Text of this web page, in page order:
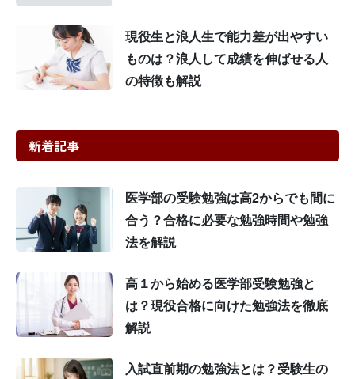
現役生と浪人生で能力差が出やすい
ものは？浪人して成績を伸ばせる人
の特徴も解説
新着記事
医学部の受験勉強は高2からでも間に
合う？合格に必要な勉強時間や勉強
法を解説
高１から始める医学部受験勉強と
は？現役合格に向けた勉強法を徹底
解説
入試直前期の勉強法とは？受験生の